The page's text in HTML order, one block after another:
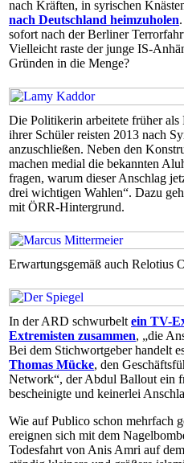
nach Kräften, in syrischen
nach Deutschland heimzuholen
sofort nach der Berliner
Vielleicht raste der junge IS-
Gründen in die Menge?
Die Politikerin arbeitete früher
ihrer Schüler reisten 2013 nach
anzuschließen. Neben den
machen medial die bekannten
fragen, warum dieser Anschlag
drei wichtigen Wahlen“. Dazu
mit ÖRR-Hintergrund.
Erwartungsgemäß auch Relotius
In der ARD schwurbelt ein TV-
Extremisten zusammen, „die
Bei dem Stichwortgeber handelt
Thomas Mücke, den
Network“, der Abdul Ballout ein
bescheinigte und keinerlei
Wie auf Publico schon mehrfach
ereignen sich mit dem
Todesfahrt von Anis Amri auf